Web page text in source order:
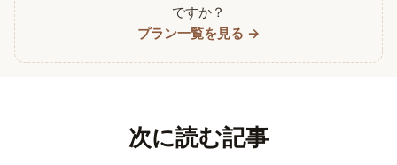
ですか？
プラン一覧を見る →
次に読む記事